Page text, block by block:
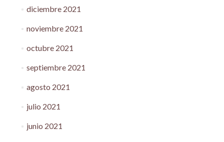
diciembre 2021
noviembre 2021
octubre 2021
septiembre 2021
agosto 2021
julio 2021
junio 2021